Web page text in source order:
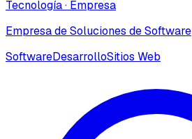
Tecnología· Empresa
Empresa de Soluciones de Software
SoftwareDesarrolloSitios Web